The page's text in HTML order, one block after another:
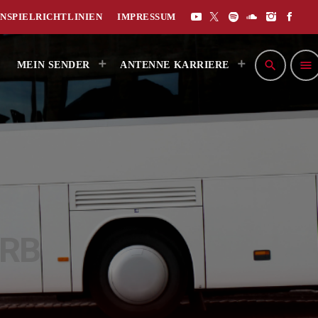
IMPRESSUM
MEIN SENDER ANTENNE KARRIERE search menu